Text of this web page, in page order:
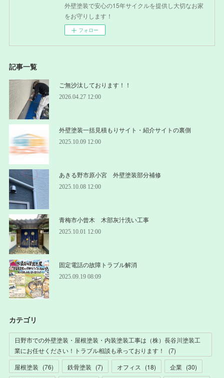
外壁塗装で安心の15年サイクルを提供し大切なお家
をお守りします！
フォロー
記事一覧
ご無沙汰しております！！
2026.04.27 12:00
外壁塗装一括見積もりサイト・紹介サイトの裏側
2025.10.09 12:00
あきる野市原小宮 外壁塗装部分補修
2025.10.08 12:00
青梅市小曾木 木部灰汁洗い工事
2025.10.01 12:00
固定電話の故障トラブル解消
2025.09.19 08:09
カテゴリ
日野市での外壁塗装・屋根塗装・内装塗装工事は（株）長谷川塗装工
業にお任せください！トラブル相談も承っております！
(7)
屋根塗装 (76) 鉄骨塗装 (7) オフィス (18) 企業 (30)